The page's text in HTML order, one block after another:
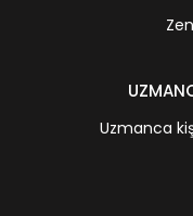
Uzmanca